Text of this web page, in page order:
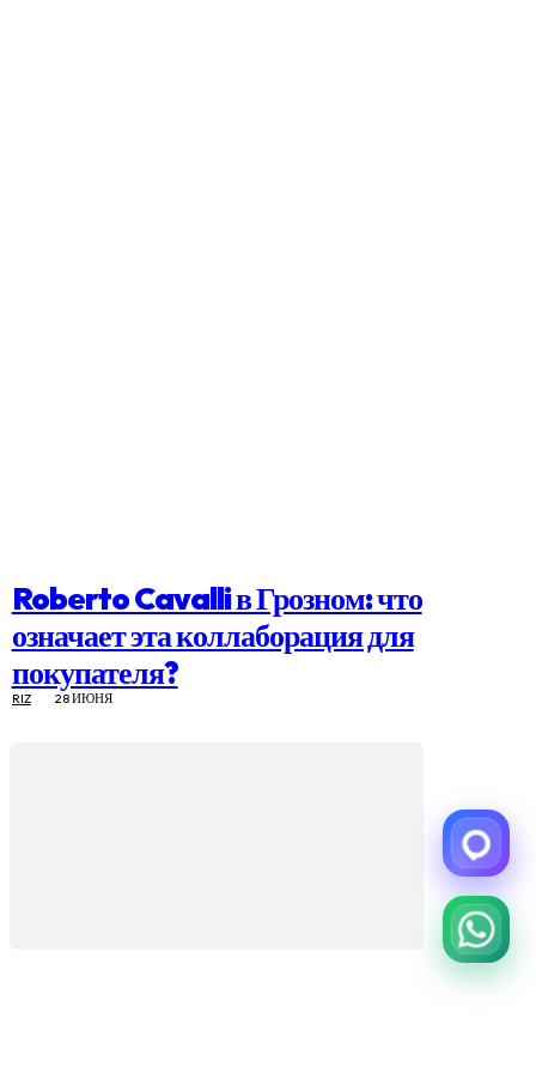
Roberto Cavalli в Грозном: что
означает эта коллаборация для
покупателя?
RIZ 28 ИЮНЯ